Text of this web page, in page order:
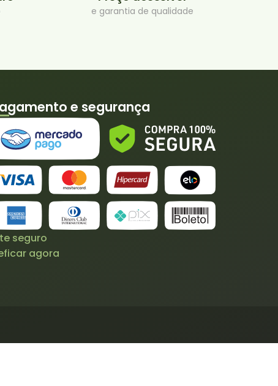
e garantia de qualidade​
e segurança
seguro
agora